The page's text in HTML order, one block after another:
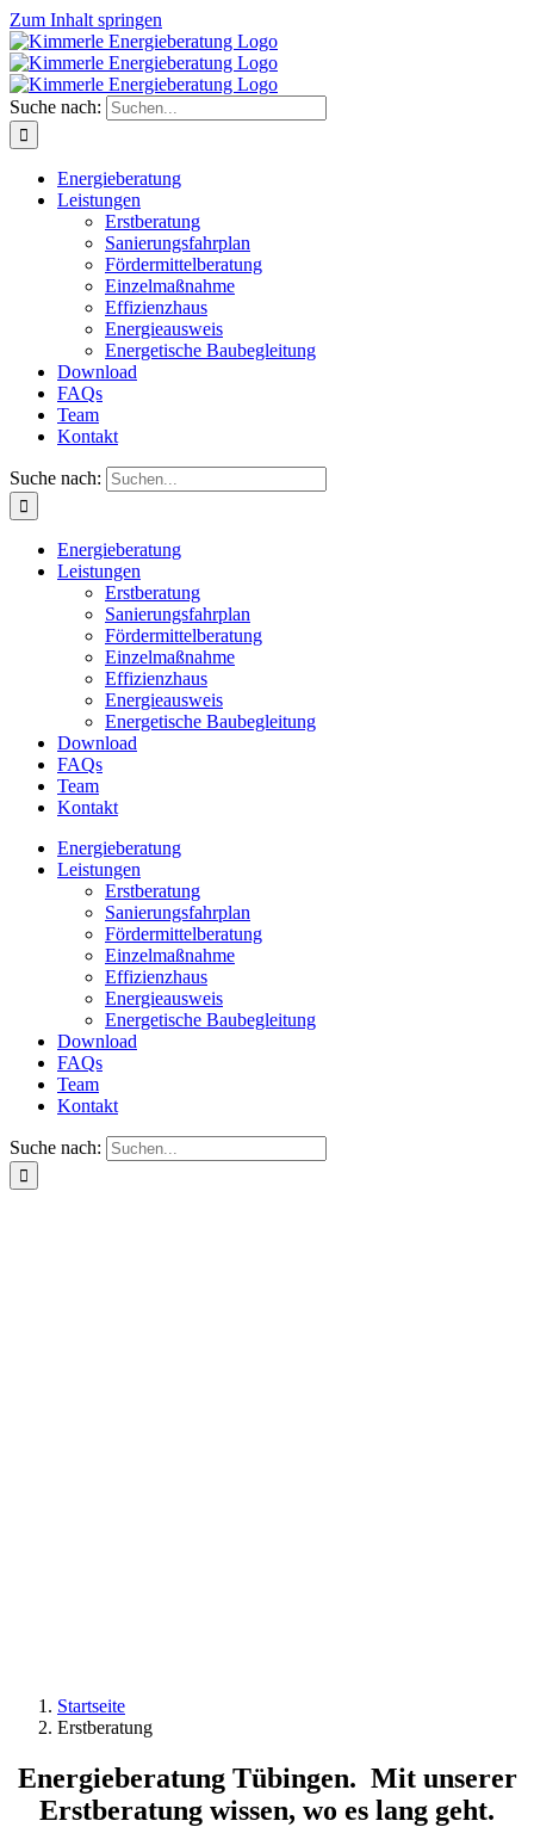
Zum Inhalt springen
Suche nach:
Energieberatung
Leistungen
Erstberatung
Sanierungsfahrplan
Fördermittelberatung
Einzelmaßnahme
Effizienzhaus
Energieausweis
Energetische Baubegleitung
Download
FAQs
Team
Kontakt
Suche nach:
Energieberatung
Leistungen
Erstberatung
Sanierungsfahrplan
Fördermittelberatung
Einzelmaßnahme
Effizienzhaus
Energieausweis
Energetische Baubegleitung
Download
FAQs
Team
Kontakt
Energieberatung
Leistungen
Erstberatung
Sanierungsfahrplan
Fördermittelberatung
Einzelmaßnahme
Effizienzhaus
Energieausweis
Energetische Baubegleitung
Download
FAQs
Team
Kontakt
Suche nach:
Startseite
Erstberatung
Energieberatung Tübingen. Mit unserer
Erstberatung wissen, wo es lang geht.